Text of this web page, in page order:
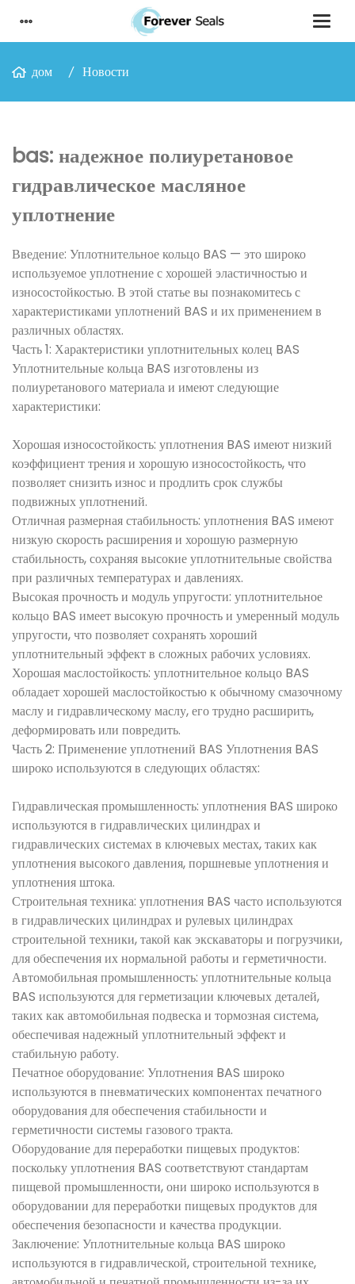
дом Новости
bas: надежное полиуретановое
гидравлическое масляное
уплотнение
Введение: Уплотнительное кольцо BAS — это широко
используемое уплотнение с хорошей эластичностью и
износостойкостью. В этой статье вы познакомитесь с
характеристиками уплотнений BAS и их применением в
различных областях.
Часть 1: Характеристики уплотнительных колец BAS
Уплотнительные кольца BAS изготовлены из
полиуретанового материала и имеют следующие
характеристики:
Хорошая износостойкость: уплотнения BAS имеют низкий
коэффициент трения и хорошую износостойкость, что
позволяет снизить износ и продлить срок службы
подвижных уплотнений.
Отличная размерная стабильность: уплотнения BAS имеют
низкую скорость расширения и хорошую размерную
стабильность, сохраняя высокие уплотнительные свойства
при различных температурах и давлениях.
Высокая прочность и модуль упругости: уплотнительное
кольцо BAS имеет высокую прочность и умеренный модуль
упругости, что позволяет сохранять хороший
уплотнительный эффект в сложных рабочих условиях.
Хорошая маслостойкость: уплотнительное кольцо BAS
обладает хорошей маслостойкостью к обычному смазочному
маслу и гидравлическому маслу, его трудно расширить,
деформировать или повредить.
Часть 2: Применение уплотнений BAS Уплотнения BAS
широко используются в следующих областях:
Гидравлическая промышленность: уплотнения BAS широко
используются в гидравлических цилиндрах и
гидравлических системах в ключевых местах, таких как
уплотнения высокого давления, поршневые уплотнения и
уплотнения штока.
Строительная техника: уплотнения BAS часто используются
в гидравлических цилиндрах и рулевых цилиндрах
строительной техники, такой как экскаваторы и погрузчики,
для обеспечения их нормальной работы и герметичности.
Автомобильная промышленность: уплотнительные кольца
BAS используются для герметизации ключевых деталей,
таких как автомобильная подвеска и тормозная система,
обеспечивая надежный уплотнительный эффект и
стабильную работу.
Печатное оборудование: Уплотнения BAS широко
используются в пневматических компонентах печатного
оборудования для обеспечения стабильности и
герметичности системы газового тракта.
Оборудование для переработки пищевых продуктов:
поскольку уплотнения BAS соответствуют стандартам
пищевой промышленности, они широко используются в
оборудовании для переработки пищевых продуктов для
обеспечения безопасности и качества продукции.
Заключение: Уплотнительные кольца BAS широко
используются в гидравлической, строительной технике,